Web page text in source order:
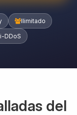
Ilimitado
DDoS
del